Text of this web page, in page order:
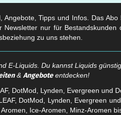
Tipps und Infos. Das
nur für Bestandskunden
zu uns stehen.
E-Liquids. Du kannst Liquids
& Angeboteentdecken!
DotMod, Lynden, Evergreen
Ice-Aromen, Minz-Aromen